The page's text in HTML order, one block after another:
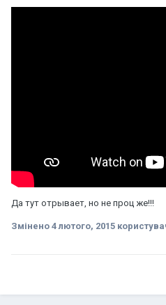
Да тут отрывает, но не проц же!!!
Змінено 4 лютого, 2015